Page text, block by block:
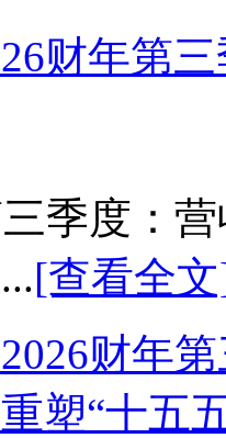
财年第
季度：
[查看全
财年
塑“十五